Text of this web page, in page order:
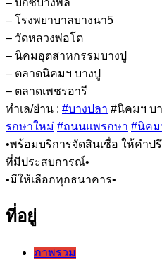
– บิ๊กซีบางพลี
– โรงพยาบาลบางนา5
– วัดหลวงพ่อโต
– นิคมอุตสาหกรรมบางปู
– ตลาดนิคมฯ บางปู
– ตลาดเพชรอารี
ทำเล/ย่าน : #บางปลา #นิคมฯ บ
รกษาใหม่ #ถนนแพรกษา #นิคม
•พร้อมบริการจัดสินเชื่อ ให้คำ
ที่มีประสบการณ์•
•มีให้เลือกทุกธนาคาร•
ที่อยู่
ภาพรวม